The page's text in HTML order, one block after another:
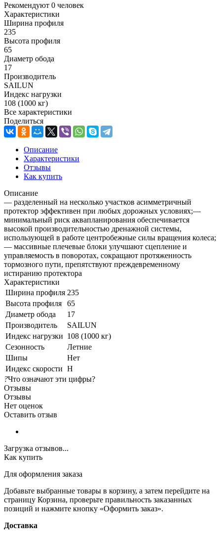
Рекомендуют 0 человек
Характеристики
Ширина профиля
235
Высота профиля
65
Диаметр обода
17
Производитель
SAILUN
Индекс нагрузки
108 (1000 кг)
Все характеристики
Поделиться
Описание
Характеристики
Отзывы
Как купить
Описание
— разделенный на несколько участков асимметричный
протектор эффективен при любых дорожных условиях;—
минимальный риск аквапланирования обеспечивается
высокой производительностью дренажной системы,
использующей в работе центробежные силы вращения колеса;
— массивные плечевые блоки улучшают сцепление и
управляемость в поворотах, сокращают протяженность
тормозного пути, препятствуют преждевременному
истиранию протектора
Характеристики
Ширина профиля 235
Высота профиля
65
Диаметр обода
17
Производитель
SAILUN
Индекс нагрузки 108 (1000 кг)
Сезонность
Летние
Шипы
Нет
Индекс скорости H
?Что означают эти цифры?
Отзывы
Отзывы
Нет оценок
Оставить отзыв
Загрузка отзывов...
Как купить
Для оформления заказа
Добавьте выбранные товары в корзину, а затем перейдите на
страницу Корзина, проверьте правильность заказанных
позиций и нажмите кнопку «Оформить заказ».
Доставка